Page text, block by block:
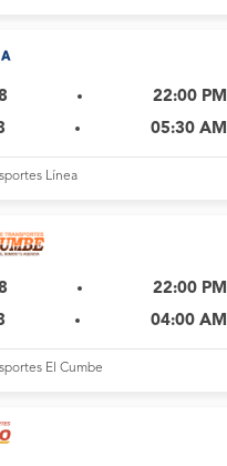
22:00 PM
05:30 AM
Línea
22:00 PM
04:00 AM
El Cumbe